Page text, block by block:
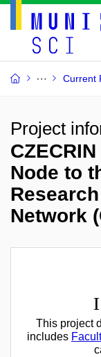
Current
Project
Node to
Network
This project
includes